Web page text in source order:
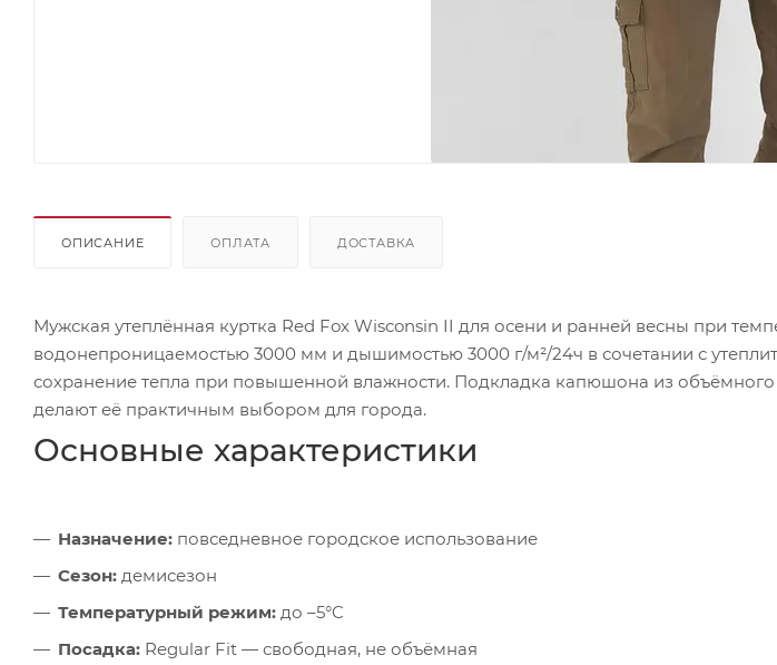
ОПИСАНИЕ ОПЛАТА ДОСТАВКА
Мужская утеплённая куртка Red Fox Wisconsin II для осени и ранней весны при
водонепроницаемостью 3000 мм и дышимостью 3000 г/м²/24ч в сочетании с
сохранение тепла при повышенной влажности. Подкладка капюшона из
делают её практичным выбором для города.
Основные характеристики
Назначение: повседневное городское использование
Сезон: демисезон
Температурный режим: до –5°C
Посадка: Regular Fit — свободная, не объёмная